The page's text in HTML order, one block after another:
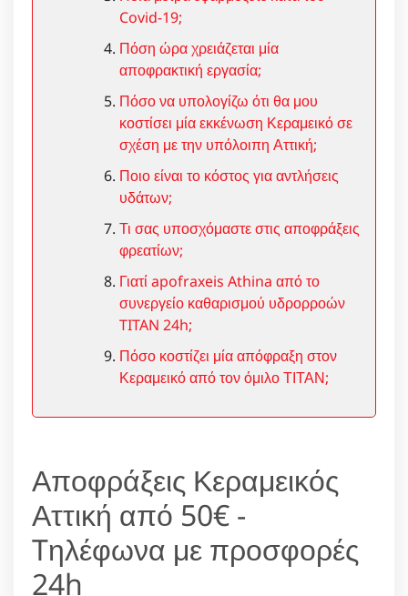
Covid-19;
Πόση ώρα χρειάζεται μία
αποφρακτική εργασία;
Πόσο να υπολογίζω ότι θα μου
κοστίσει μία εκκένωση Κεραμεικό σε
σχέση με την υπόλοιπη Αττική;
Ποιο είναι το κόστος για αντλήσεις
υδάτων;
Τι σας υποσχόμαστε στις αποφράξεις
φρεατίων;
Γιατί apofraxeis Athina από το
συνεργείο καθαρισμού υδρορροών
TITAN 24h;
Πόσο κοστίζει μία απόφραξη στον
Κεραμεικό από τον όμιλο ΤΙΤΑΝ;
Αποφράξεις Κεραμεικός
Αττική από 50€ -
Tηλέφωνα με προσφορές
24h